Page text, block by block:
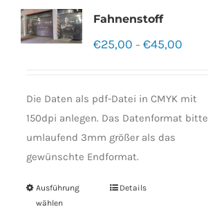
Fahnenstoff
€25,00 – €45,00
Die Daten als pdf-Datei in CMYK mit
150dpi anlegen. Das Datenformat bitte
umlaufend 3mm größer als das
gewünschte Endformat.
Ausführung
wählen
Details